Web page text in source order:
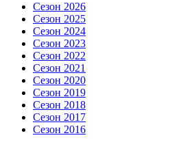
Сезон 2026
Сезон 2025
Сезон 2024
Сезон 2023
Сезон 2022
Сезон 2021
Сезон 2020
Сезон 2019
Сезон 2018
Сезон 2017
Сезон 2016